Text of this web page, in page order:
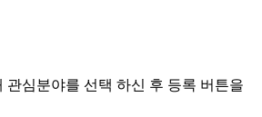
관심분야를 선택 하신 후 등록 버튼을